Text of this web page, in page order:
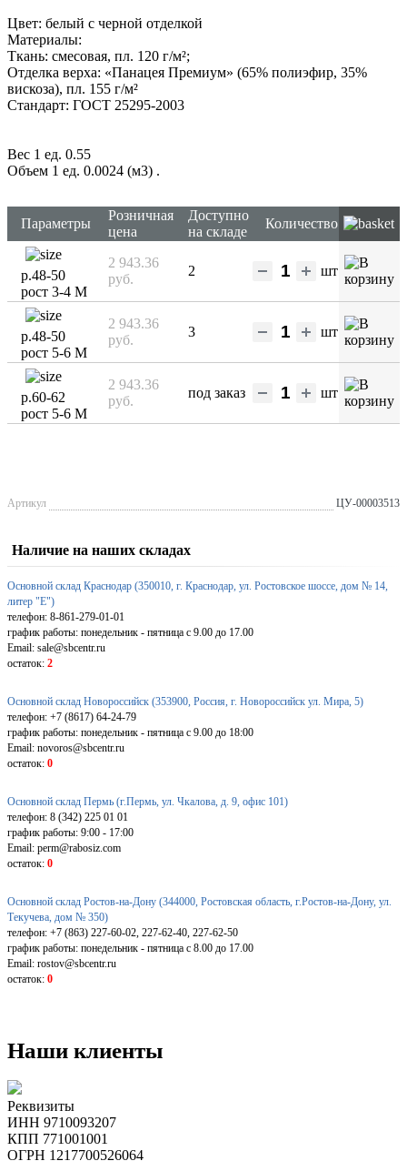
Цвет: белый с черной отделкой
Материалы:
Ткань: смесовая, пл. 120 г/м²;
Отделка верха: «Панацея Премиум» (65% полиэфир, 35%
вискоза), пл. 155 г/м²
Стандарт: ГОСТ 25295-2003
Вес 1 ед. 0.55
Объем 1 ед. 0.0024 (м3) .
Параметры
Розничная
цена
Доступно
на складе
Количество
р.48-50
рост 3-4 М
2 943.36
руб.
2 шт
р.48-50
рост 5-6 М
2 943.36
руб.
3 шт
р.60-62
рост 5-6 М
2 943.36
руб.
под заказ шт
Артикул ЦУ-00003513
Наличие на наших складах
Основной склад Краснодар (350010, г. Краснодар, ул. Ростовское шоссе, дом № 14,
литер "Е")
телефон: 8-861-279-01-01
график работы: понедельник - пятница с 9.00 до 17.00
Email: sale@sbcentr.ru
остаток: 2
Основной склад Новороссийск (353900, Россия, г. Новороссийск ул. Мира, 5)
телефон: +7 (8617) 64-24-79
график работы: понедельник - пятница с 9.00 до 18:00
Email: novoros@sbcentr.ru
остаток: 0
Основной склад Пермь (г.Пермь, ул. Чкалова, д. 9, офис 101)
телефон: 8 (342) 225 01 01
график работы: 9:00 - 17:00
Email: perm@rabosiz.com
остаток: 0
Основной склад Ростов-на-Дону (344000, Ростовская область, г.Ростов-на-Дону, ул.
Текучева, дом № 350)
телефон: +7 (863) 227-60-02, 227-62-40, 227-62-50
график работы: понедельник - пятница с 8.00 до 17.00
Email: rostov@sbcentr.ru
остаток: 0
Наши клиенты
Реквизиты
ИНН 9710093207
КПП 771001001
ОГРН 1217700526064